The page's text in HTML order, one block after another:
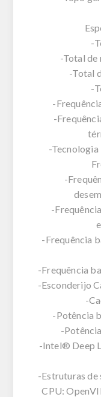
-
-Total de
-Total
-
-
-
-
-
-
-Frequência
-Frequência
-Esconderijo
-
-Potência
-
-Intel® Deep
-Estruturas
CPU: